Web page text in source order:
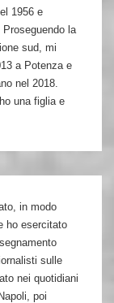
1956 e
la
sud, mi
a Potenza e
nel 2018.
una figlia e
in modo
ho esercitato
sulle
nei quotidiani
poi